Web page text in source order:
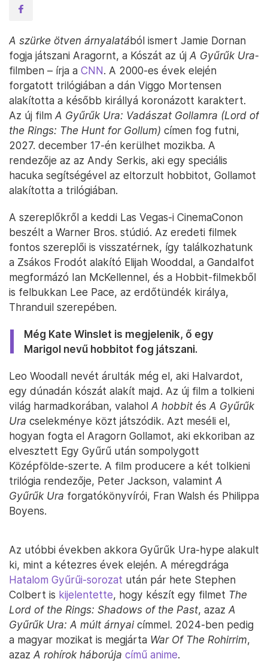
A szürke ötven árnyalatából ismert Jamie Dornan
fogja játszani Aragornt, a Kószát az új A Gyűrűk Ura-
filmben – írja a CNN. A 2000-es évek elején
forgatott trilógiában a dán Viggo Mortensen
alakította a később királlyá koronázott karaktert.
Az új film A Gyűrűk Ura: Vadászat Gollamra (Lord of
the Rings: The Hunt for Gollum) címen fog futni,
2027. december 17-én kerülhet mozikba. A
rendezője az az Andy Serkis, aki egy speciális
hacuka segítségével az eltorzult hobbitot, Gollamot
alakította a trilógiában.
A szereplőkről a keddi Las Vegas-i CinemaConon
beszélt a Warner Bros. stúdió. Az eredeti filmek
fontos szereplői is visszatérnek, így találkozhatunk
a Zsákos Frodót alakító Elijah Wooddal, a Gandalfot
megformázó Ian McKellennel, és a Hobbit-filmekből
is felbukkan Lee Pace, az erdőtündék királya,
Thranduil szerepében.
Még Kate Winslet is megjelenik, ő egy
Marigol nevű hobbitot fog játszani.
Leo Woodall nevét árulták még el, aki Halvardot,
egy dúnadán kószát alakít majd. Az új film a tolkieni
világ harmadkorában, valahol A hobbit és A Gyűrűk
Ura cselekménye közt játszódik. Azt meséli el,
hogyan fogta el Aragorn Gollamot, aki ekkoriban az
elvesztett Egy Gyűrű után sompolygott
Középfölde-szerte. A film producere a két tolkieni
trilógia rendezője, Peter Jackson, valamint A
Gyűrűk Ura forgatókönyvírói, Fran Walsh és Philippa
Boyens.
Az utóbbi években akkora Gyűrűk Ura-hype alakult
ki, mint a kétezres évek elején. A méregdrága
Hatalom Gyűrűi-sorozat után pár hete Stephen
Colbert is kijelentette, hogy készít egy filmet The
Lord of the Rings: Shadows of the Past, azaz A
Gyűrűk Ura: A múlt árnyaicímmel. 2024-ben pedig
a magyar mozikat is megjárta War Of The Rohirrim,
azaz A rohírok háborúja című anime.